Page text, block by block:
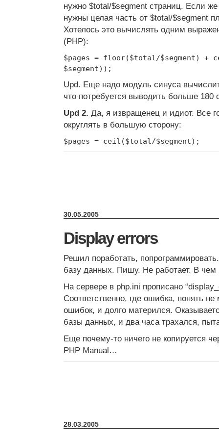
нужно $total/$segment страниц. Если же
нужны целая часть от $total/$segment
Хотелось это вычислять одним
(PHP):
$pages = floor($total/$segment) +
$segment));
Upd. Еще надо модуль синуса
что потребуется выводить больше 180
Upd 2. Да, я извращенец и идиот. Все
округлять в большую сторону:
$pages = ceil($total/$segment);
30.05.2005
Display errors
Решил поработать,
базу данных. Пишу. Не работает. В
На сервере в php.ini прописано
Соответственно, где ошибка, понять
ошибок, и долго матерился.
базы данных, и два часа трахался,
Еще почему-то ничего не копируется
PHP Manual…
28.03.2005